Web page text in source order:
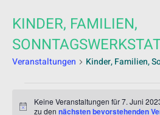
KINDER, FAMILIEN,
Veranstaltungen Kinder, Familien,
FÜR
Hinweis
Keine Veranstaltungen für 7. Juni
zu den nächsten bevorstehenden